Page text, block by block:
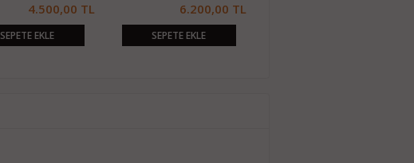
4.500,00 TL
SEPETE EKLE
6.200,00 TL
SEPETE EKLE